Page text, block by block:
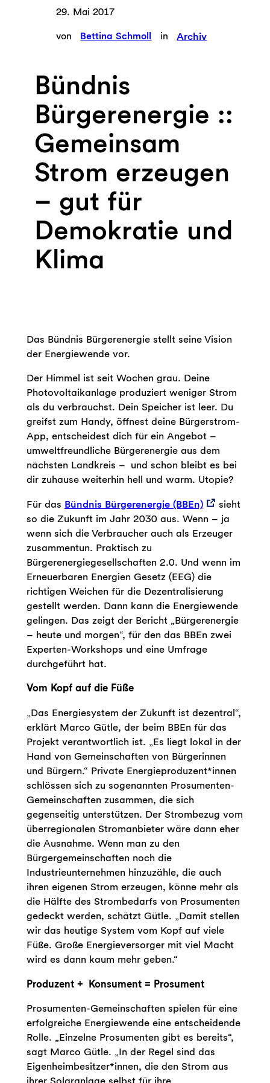
29. Mai 2017
von Bettina Schmoll in Archiv
Bündnis
Bürgerenergie ::
Gemeinsam
Strom erzeugen
– gut für
Demokratie und
Klima
Das Bündnis Bürgerenergie stellt seine Vision
der Energiewende vor.
Der Himmel ist seit Wochen grau. Deine
Photovoltaikanlage produziert weniger Strom
als du verbrauchst. Dein Speicher ist leer. Du
greifst zum Handy, öffnest deine Bürgerstrom-
App, entscheidest dich für ein Angebot –
umweltfreundliche Bürgerenergie aus dem
nächsten Landkreis – und schon bleibt es bei
dir zuhause weiterhin hell und warm. Utopie?
Für das Bündnis Bürgerenergie (BBEn)
sieht
so die Zukunft im Jahr 2030 aus. Wenn – ja
wenn sich die Verbraucher auch als Erzeuger
zusammentun. Praktisch zu
Bürgerenergiegesellschaften 2.0. Und wenn im
Erneuerbaren Energien Gesetz (EEG) die
richtigen Weichen für die Dezentralisierung
gestellt werden. Dann kann die Energiewende
gelingen. Das zeigt der Bericht „Bürgerenergie
– heute und morgen“, für den das BBEn zwei
Experten-Workshops und eine Umfrage
durchgeführt hat.
Vom Kopf auf die Füße
„Das Energiesystem der Zukunft ist dezentral“,
erklärt Marco Gütle, der beim BBEn für das
Projekt verantwortlich ist. „Es liegt lokal in der
Hand von Gemeinschaften von Bürgerinnen
und Bürgern.“ Private Energieproduzent*innen
schlössen sich zu sogenannten Prosumenten-
Gemeinschaften zusammen, die sich
gegenseitig unterstützen. Der Strombezug vom
überregionalen Stromanbieter wäre dann eher
die Ausnahme. Wenn man zu den
Bürgergemeinschaften noch die
Industrieunternehmen hinzuzähle, die auch
ihren eigenen Strom erzeugen, könne mehr als
die Hälfte des Strombedarfs von Prosumenten
gedeckt werden, schätzt Gütle. „Damit stellen
wir das heutige System vom Kopf auf viele
Füße. Große Energieversorger mit viel Macht
wird es dann kaum mehr geben.“
Produzent + Konsument = Prosument
Prosumenten-Gemeinschaften spielen für eine
erfolgreiche Energiewende eine entscheidende
Rolle. „Einzelne Prosumenten gibt es bereits“,
sagt Marco Gütle. „In der Regel sind das
Eigenheimbesitzer*innen, die den Strom aus